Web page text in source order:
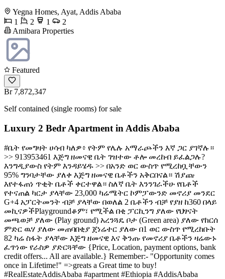
Yegna Homes, Ayat, Addis Ababa
1
2 1
2
Amibara Properties
Featured
Br 7,872,347
Self contained (single rooms) for sale
Luxury 2 Bedr Apartment in Addis Ababa
#ቤት የመግዛት ሀሳብ ካለዎ፥ የትም የሌሉ አማራጮችን እኛ ጋር ያገኛሉ።
>> 913953461 እጅግ ዘመናዊ ቤት ገዝተው ቶሎ መረከብ ይፈልጋሉ?
እንግዲያውስ የትም እንዳይሄዱ >> በአንድ ወር ውስጥ የሚረከቧቸውን
95% ግንባታቸው ያለቀ እጅግ ዘመናዊ ቤቶችን አቅርበናል። ሽያጩ
እየተፋጠነ ጥቂት ቤቶች ቀርተዋል። ስለኛ ቤት እንንገራችሁ የቤቶች
የተናጠል ካርታ ያላቸው 23,000 ካሬሜትር ኮምፓውንድ መኖሪያ መንደር
G+4 አፓርትመንት ብቻ ያላቸው በወለል 2 ቤቶችን ብቻ የያዘ ከ360 በላይ
መኪናዎችPlaygroundቆም፣ የሚችል በቂ ፓርኪንግ ያለው የህፃናት
መጫወቻ ያለው (Play ground) አረንጓዴ ቦታ (Green area) ያለው የከርሰ
ምድር ዉሃ ያለው መጠባበቂያ ጀነሬተር ያለው በ1 ወር ውስጥ የሚረከቡት
82 ካሬ ስፋት ያላቸው እጅግ ዘመናዊ እና ቅንጡ የመኖሪያ ቤቶችን ዛሬውኑ
ፈጥነው የራስዎ ያድርጓቸው {Price, Location, payment options, bank
credit offers... All are available.} Remember:- "Opportunity comes
once in Lifetime!" =>greats a Great time to buy!
#RealEstateAddisAbaba #apartment #Ethiopia #AddisAbaba